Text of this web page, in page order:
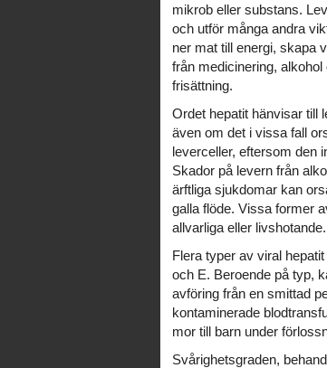
mikrob eller substans.
och utför många andra
ner mat till energi, skapa
från medicinering,
frisättning.
Ordet hepatit hänvisar till
även om det i vissa fall
leverceller, eftersom den
Skador på levern från
ärftliga sjukdomar kan
galla flöde. Vissa former
allvarliga eller livshotande.
Flera typer av viral
och E. Beroende på typ,
avföring från en smittad
kontaminerade
mor till barn under
Svårighetsgraden,